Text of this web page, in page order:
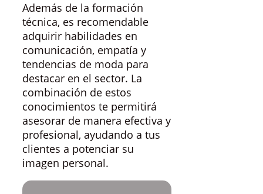
Además de la formación
técnica, es recomendable
adquirir habilidades en
comunicación, empatía y
tendencias de moda para
destacar en el sector. La
combinación de estos
conocimientos te permitirá
asesorar de manera efectiva y
profesional, ayudando a tus
clientes a potenciar su
imagen personal.